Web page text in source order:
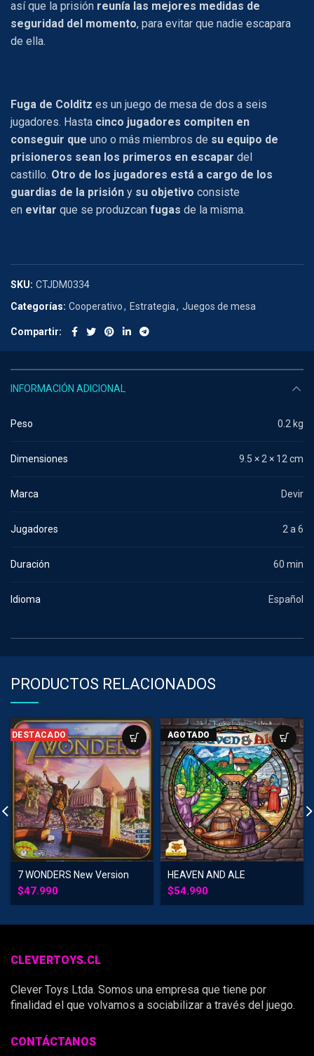
así que la prisión reunía las mejores medidas de
seguridad del momento, para evitar que nadie escapara
de ella.
Fuga de Colditz es un juego de mesa de dos a seis
jugadores. Hasta cinco jugadores compiten en
conseguir que uno o más miembros de su equipo de
prisioneros sean los primeros en escapar del
castillo. Otro de los jugadores está a cargo de los
guardias de la prisión y su objetivo consiste
en evitar que se produzcan fugas de la misma.
SKU: CTJDM0334
Categorías: Cooperativo, Estrategia, Juegos de mesa
Compartir
INFORMACIÓN ADICIONAL
Peso 0.2 kg
Dimensiones 9.5 × 2 × 12 cm
Marca Devir
Jugadores 2 a 6
Duración 60 min
Idioma Español
PRODUCTOS RELACIONADOS
DESTACADO
7 WONDERS New Version
$47.990
AGOTADO
HEAVEN AND ALE
$54.990
CLEVERTOYS.CL
Clever Toys Ltda. Somos una empresa que tiene por
finalidad el que volvamos a sociabilizar a través del juego.
CONTÁCTANOS